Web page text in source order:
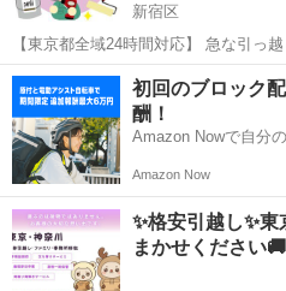
新宿区
【東京都全域24時間対応】 急な引っ越しお任せください！！ 軽バン～
大型車でご対応いたします 家具家電1個より対応 家具
東京 新宿区 引っ越し
初回のブロック
酬！
Amazon Nowで自分
Amazon Now
✨格安引越し✨
まかせください